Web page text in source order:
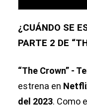
¿CUÁNDO SE
PARTE 2 DE
“The Crown” -
estrena en
del 2023. Como